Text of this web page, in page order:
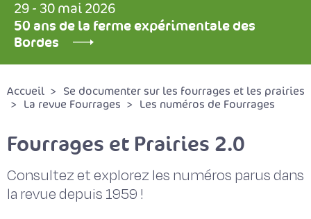
29 - 30 mai 2026
50 ans de la ferme expérimentale des
Bordes
Accueil
Se documenter sur les fourrages et les prairies
La revue Fourrages
Les numéros de Fourrages
Fourrages et Prairies 2.0
Consultez et explorez les numéros parus dans
la revue depuis 1959 !